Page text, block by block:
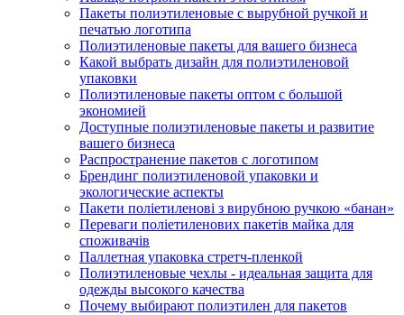
Пакеты полиэтиленовые с вырубной ручкой и
печатью логотипа
Полиэтиленовые пакеты для вашего бизнеса
Какой выбрать дизайн для полиэтиленовой
упаковки
Полиэтиленовые пакеты оптом с большой
экономией
Доступные полиэтиленовые пакеты и развитие
вашего бизнеса
Распространение пакетов с логотипом
Брендинг полиэтиленовой упаковки и
экологические аспекты
Пакети поліетиленові з вирубною ручкою «банан»
Переваги поліетиленових пакетів майка для
споживачів
Паллетная упаковка стретч-пленкой
Полиэтиленовые чехлы - идеальная защита для
одежды высокого качества
Почему выбирают полиэтилен для пакетов